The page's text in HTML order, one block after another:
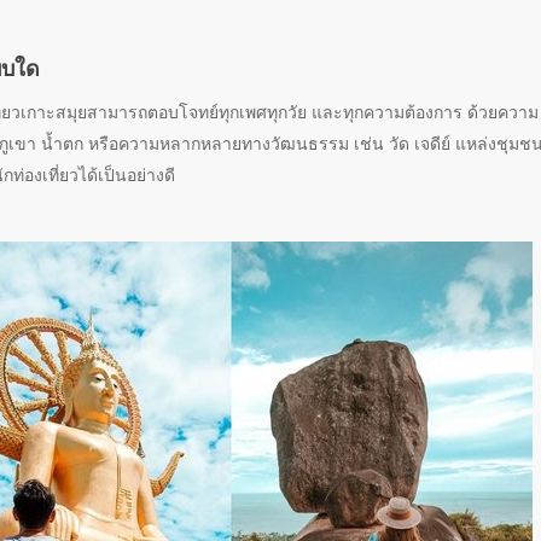
ใด
าะสมุยสามารถตอบโจทย์ทุกเพศทุกวัย และทุกความต้องการ ด้วยความ
เขา น้ำตก หรือความหลากหลายทางวัฒนธรรม เช่น วัด เจดีย์ แหล่งชุมช
องเที่ยวได้เป็นอย่างดี